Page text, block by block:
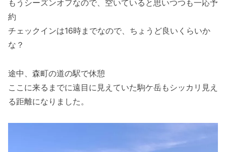
もうシーズンオフなので、空いていると思いつつも一応予
約
チェックインは16時までなので、ちょうど良いくらいか
な？
途中、森町の道の駅で休憩
ここに来るまでに遠目に見えていた駒ケ岳もシッカリ見え
る距離になりました。